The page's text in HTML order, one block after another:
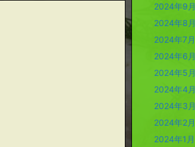
2024年9月
2024年8月
2024年7月
2024年6月
2024年5月
2024年4月
2024年3月
2024年2月
2024年1月